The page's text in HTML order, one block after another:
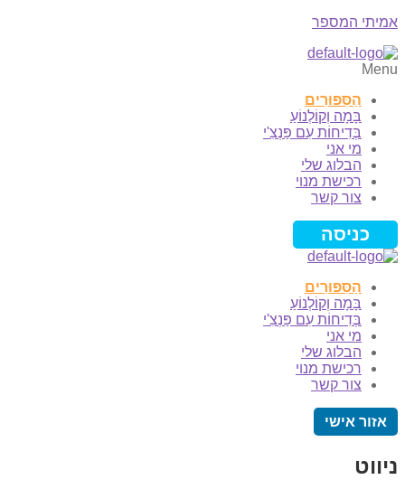
אמיתי המספר
Menu
הַסִּפּוּרִים
בָּמָה וְקוֹלְנוֹעַ
בְּדִיחוֹת עִם פַּנְצִ'י
מי אני
הבלוג שלי
רכישת מנוי
צור קשר
כניסה
הַסִּפּוּרִים
בָּמָה וְקוֹלְנוֹעַ
בְּדִיחוֹת עִם פַּנְצִ'י
מי אני
הבלוג שלי
רכישת מנוי
צור קשר
אזור אישי
ניווט